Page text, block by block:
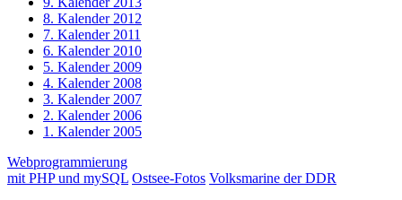
8. Kalender 2012
7. Kalender 2011
6. Kalender 2010
5. Kalender 2009
4. Kalender 2008
3. Kalender 2007
2. Kalender 2006
1. Kalender 2005
Webprogrammierung
mit PHP und mySQL Ostsee-Fotos Volksmarine der DDR